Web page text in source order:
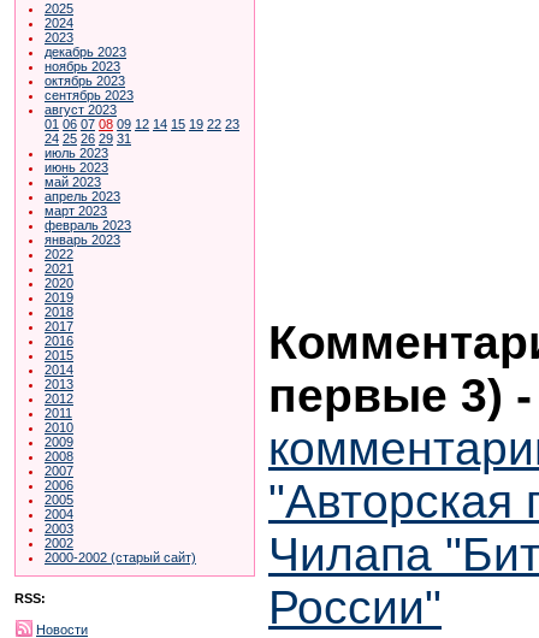
2025
2024
2023
декабрь 2023
ноябрь 2023
октябрь 2023
сентябрь 2023
август 2023
01 06 07 08 09 12 14 15 19 22 23
24 25 26 29 31
июль 2023
июнь 2023
май 2023
апрель 2023
март 2023
февраль 2023
январь 2023
2022
2021
2020
2019
2018
2017
2016
2015
2014
2013
2012
2011
2010
2009
2008
2007
2006
2005
2004
2003
2002
2000-2002 (старый сайт)
RSS:
Новости
первые 3)
"Авторская
Чилапа
России"